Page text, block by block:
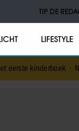
TIP DE
LIFESTYLE
•NPO-manager